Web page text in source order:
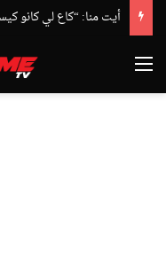
القائمة